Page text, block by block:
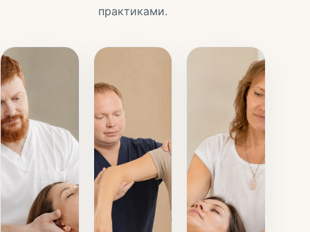
практиками.